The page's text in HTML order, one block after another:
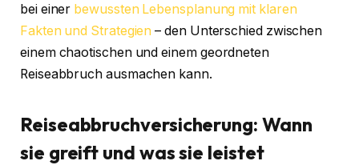
bei einer bewussten Lebensplanung mit klaren
Fakten und Strategien – den Unterschied zwischen
einem chaotischen und einem geordneten
Reiseabbruch ausmachen kann.
Reiseabbruchversicherung: Wann
sie greift und was sie leistet